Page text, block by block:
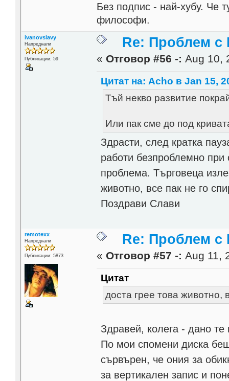
Без подпис - най-хубу. Че
философи.
ivanovslavy
Напреднали
Публикации: 59
Re: Проблем с
« Отговор #56 -: Aug 10,
Цитат на: Acho в Jan 15,
Тъй некво развитие
Или пак сме до под
Здрасти, след кратка
работи безпроблемно при
проблема. Търговеца
животно, все пак не го
Поздрави Слави
remotexx
Напреднали
Публикации: 5873
Re: Проблем с
« Отговор #57 -: Aug 11,
Цитат
доста грее това животно,
Здравей, колега - дано те
По мои спомени диска
сървърен, че ония за
за вертикален запис и